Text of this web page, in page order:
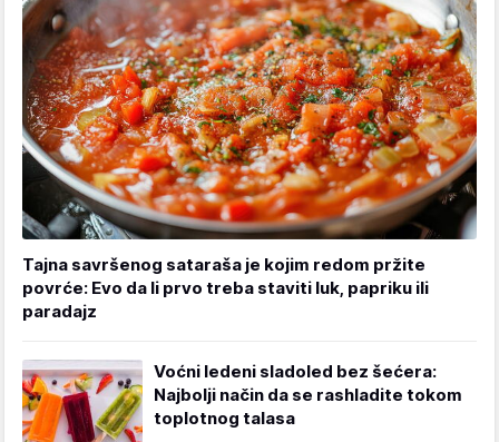
Tajna savršenog sataraša je kojim redom pržite
povrće: Evo da li prvo treba staviti luk, papriku ili
paradajz
Voćni ledeni sladoled bez šećera:
Najbolji način da se rashladite tokom
toplotnog talasa